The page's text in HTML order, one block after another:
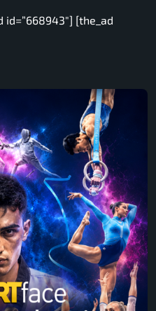
id=”668943″] [the_ad